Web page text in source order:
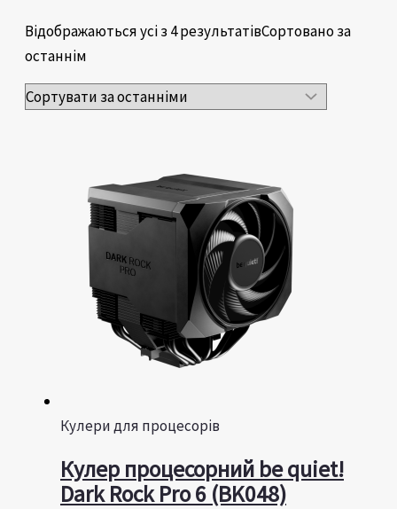
Відображаються усі з 4 результатівСортовано за
останнім
Кулери для процесорів
Кулер процесорний be quiet!
Dark Rock Pro 6 (BK048)